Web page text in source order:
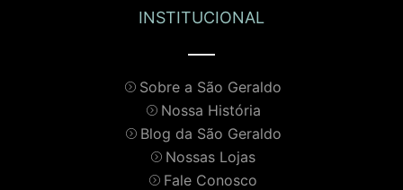
INSTITUCIONAL
Sobre a São Geraldo
Nossa História
Blog da São Geraldo
Nossas Lojas
Fale Conosco